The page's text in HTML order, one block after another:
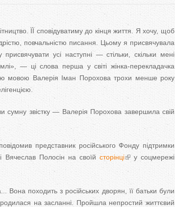
ЇЇ сповідуватиму до кінця життя. Я хочу, щоб
повчальністю писання. Цьому я присвячувала
усі наступні — стільки, скільки мені
— ці слова перша у світі жінка-перекладачка
мовою Валерія Іман Порохова трохи менше року
сумну звістку — Валерія Порохова завершила свій
представник російського Фонду підтримки
Вячеслав Полосін на своїй сторінці
у соцмережі
Вона походить з російських дворян, її батьки були
на засланні. Пройшла непростий життєвий